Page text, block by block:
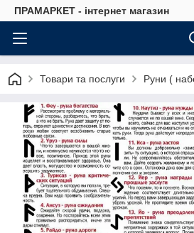
ПРАМАРКЕТ - інтернет магазин
Товари та послуги Руни (